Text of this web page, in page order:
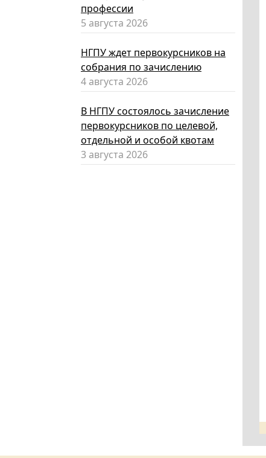
профессии
5 августа 2026
НГПУ ждет первокурсников на
собрания по зачислению
4 августа 2026
В НГПУ состоялось зачисление
первокурсников по целевой,
отдельной и особой квотам
3 августа 2026